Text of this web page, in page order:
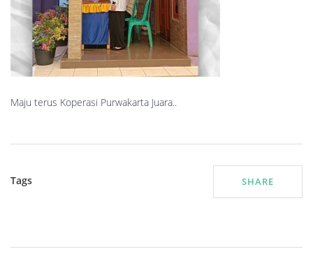
Maju terus Koperasi Purwakarta Juara..
Tags SHARE